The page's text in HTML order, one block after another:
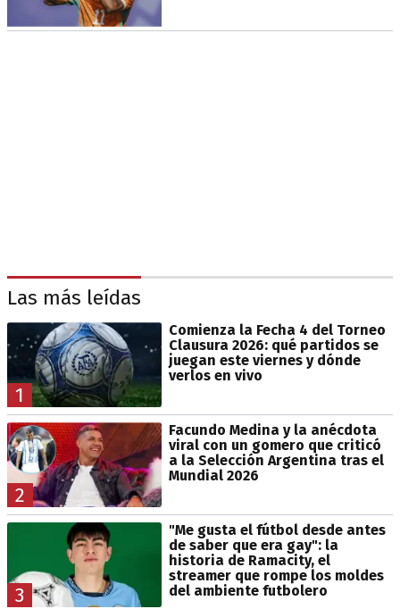
Las más leídas
1
Comienza la Fecha 4 del Torneo
Clausura 2026: qué partidos se
juegan este viernes y dónde
verlos en vivo
2
Facundo Medina y la anécdota
viral con un gomero que criticó
a la Selección Argentina tras el
Mundial 2026
3
"Me gusta el fútbol desde antes
de saber que era gay": la
historia de Ramacity, el
streamer que rompe los moldes
del ambiente futbolero